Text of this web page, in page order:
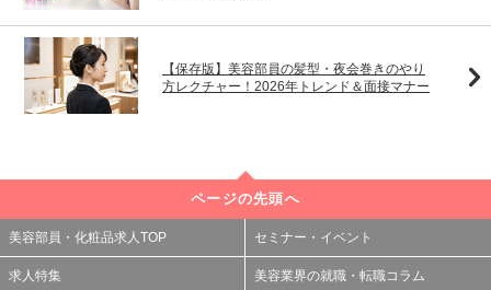
【保存版】美容部員の髪型・夜会巻きのやり
方レクチャー！2026年トレンド＆面接マナー
ページの先頭へ
美容部員・化粧品求人TOP セミナー・イベント
求人特集 美容業界の就職・転職コラム